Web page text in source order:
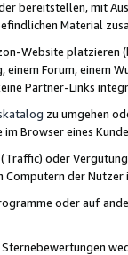
bereitstellen, mit
Material
Website
Forum, einem
Partner-Links
zu umgehen
Browser eines
oder
Computern der
oder auf